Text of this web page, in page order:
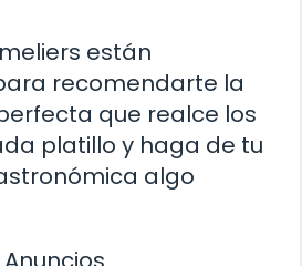
están
recomendarte la
que realce los
platillo y haga de tu
algo